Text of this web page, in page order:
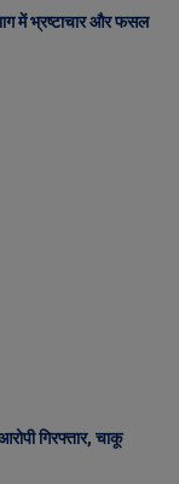
में भ्रष्टाचार और फसल
गिरफ्तार, चाकू